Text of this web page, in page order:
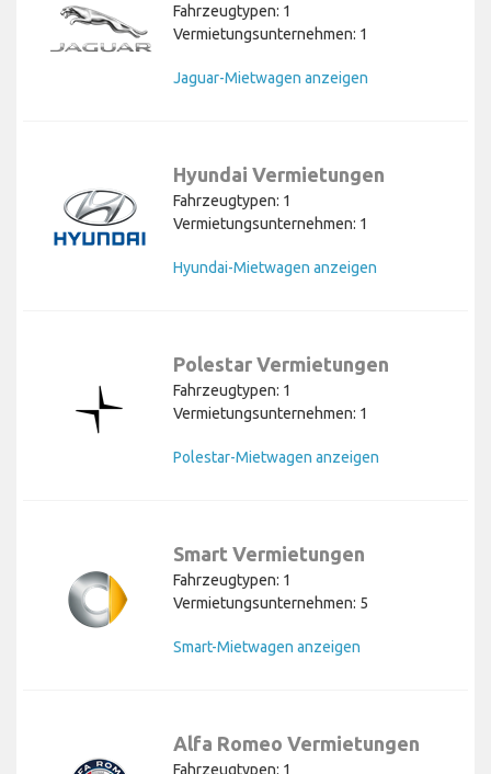
Fahrzeugtypen: 1
Vermietungsunternehmen: 1
Jaguar-Mietwagen anzeigen
Hyundai Vermietungen
Fahrzeugtypen: 1
Vermietungsunternehmen: 1
Hyundai-Mietwagen anzeigen
Polestar Vermietungen
Fahrzeugtypen: 1
Vermietungsunternehmen: 1
Polestar-Mietwagen anzeigen
Smart Vermietungen
Fahrzeugtypen: 1
Vermietungsunternehmen: 5
Smart-Mietwagen anzeigen
Alfa Romeo Vermietungen
Fahrzeugtypen: 1